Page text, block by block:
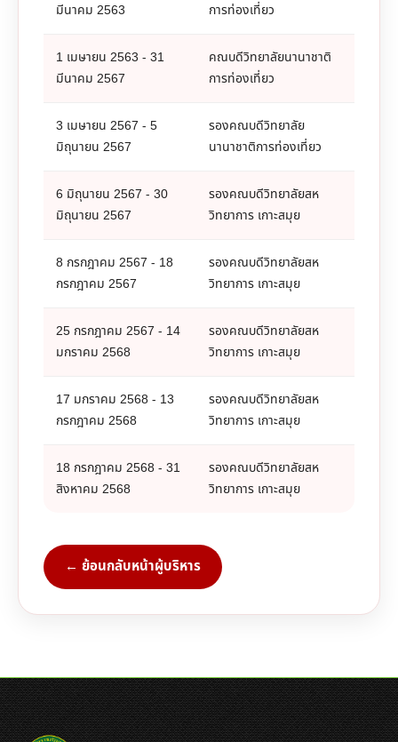
มีนาคม 2563 การท่องเที่ยว
1 เมษายน 2563 - 31
มีนาคม 2567
คณบดีวิทยาลัยนานาชาติ
การท่องเที่ยว
3 เมษายน 2567 - 5
มิถุนายน 2567
รองคณบดีวิทยาลัย
นานาชาติการท่องเที่ยว
6 มิถุนายน 2567 - 30
มิถุนายน 2567
รองคณบดีวิทยาลัยสห
วิทยาการ เกาะสมุย
8 กรกฎาคม 2567 - 18
กรกฎาคม 2567
รองคณบดีวิทยาลัยสห
วิทยาการ เกาะสมุย
25 กรกฎาคม 2567 - 14
มกราคม 2568
รองคณบดีวิทยาลัยสห
วิทยาการ เกาะสมุย
17 มกราคม 2568 - 13
กรกฎาคม 2568
รองคณบดีวิทยาลัยสห
วิทยาการ เกาะสมุย
18 กรกฎาคม 2568 - 31
สิงหาคม 2568
รองคณบดีวิทยาลัยสห
วิทยาการ เกาะสมุย
← ย้อนกลับหน้าผู้บริหาร